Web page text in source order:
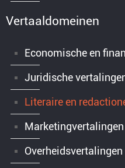
Vertaaldomeinen
Economische en
Juridische
Literaire en
Marketingvertalingen
Overheidsvertalingen